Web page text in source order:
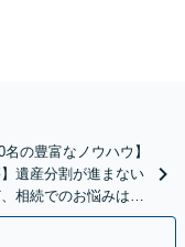
の豊富なノウハウ】
遺産分割が進まない
相続でのお悩みはご